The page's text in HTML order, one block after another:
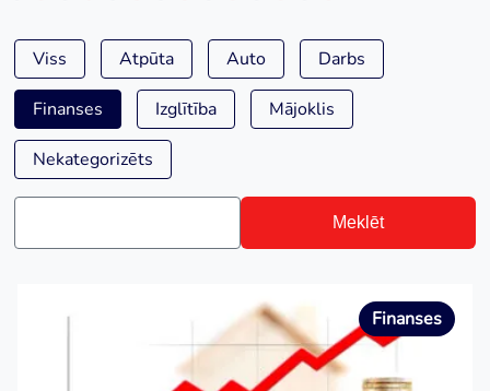
Viss Atpūta Auto Darbs
Finanses Izglītība Mājoklis
Nekategorizēts
Meklēt
Finanses